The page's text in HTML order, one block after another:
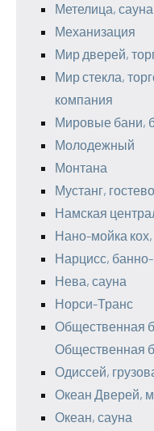
Метелица, сауна
Механизация
Мир дверей,
Мир стекла,
компания
Мировые бани,
Молодежный
Монтана
Мустанг,
Намская
Нано-мойка
Нарцисс,
Нева, сауна
Норси-Транс
Общественная
Общественная
Одиссей,
Океан Дверей,
Океан, сауна